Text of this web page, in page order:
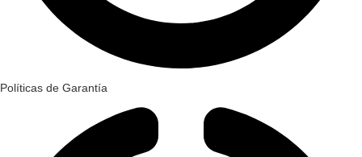
Políticas de Garantía